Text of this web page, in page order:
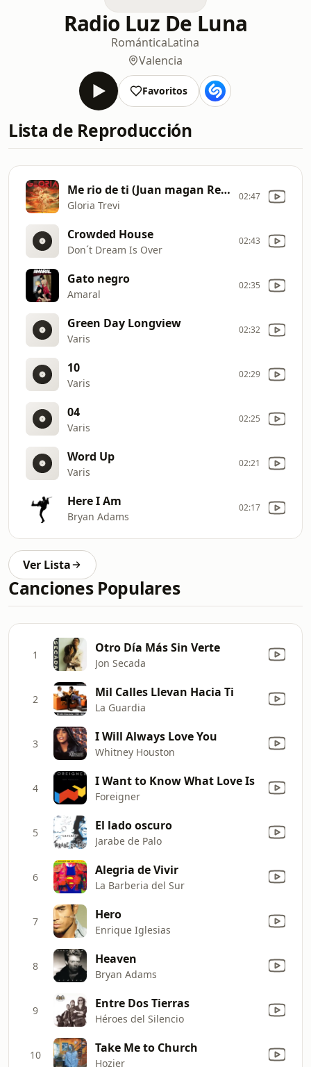
Radio Luz De Luna
RománticaLatina
Valencia
Favoritos
Lista de Reproducción
Me rio de ti (Juan magan Remix)
Gloria Trevi
02:47
Crowded House
Don´t Dream Is Over
02:43
Gato negro
Amaral
02:35
Green Day Longview
Varis
02:32
10
Varis
02:29
04
Varis
02:25
Word Up
Varis
02:21
Here I Am
Bryan Adams
02:17
Ver Lista
Canciones Populares
1 Otro Día Más Sin Verte
Jon Secada
2 Mil Calles Llevan Hacia Ti
La Guardia
3 I Will Always Love You
Whitney Houston
4 I Want to Know What Love Is
Foreigner
5 El lado oscuro
Jarabe de Palo
6 Alegria de Vivir
La Barberia del Sur
7 Hero
Enrique Iglesias
8 Heaven
Bryan Adams
9 Entre Dos Tierras
Héroes del Silencio
10 Take Me to Church
Hozier